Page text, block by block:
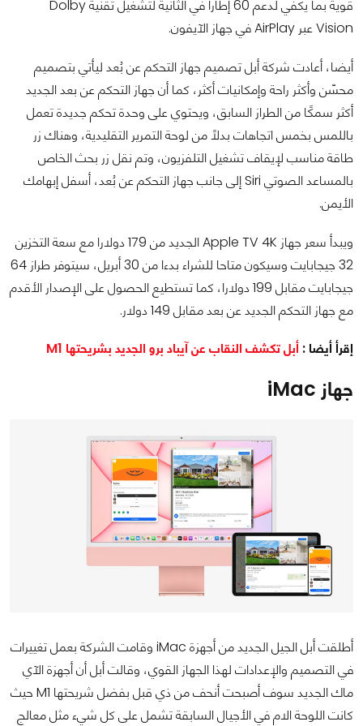
قوية بما يكفي لدعم 60 إطارا في الثانية لتشغيل تقنية Dolby
Vision عبر AirPlay في جهاز الآيفون.
أيضا، أعادت شركة أبل تصميم جهاز التحكم عن بُعد ليأتي بتصميم
محسّن وأكثر راحة وإمكانيات أكثر، كما أن جهاز التحكم عن بعد الجديد
أكثر سمكًا من الطراز السابق، ويحتوي على وحدة تحكم جديدة تعمل
باللمس بخمس اتجاهات بدلاً من لوحة التمرير التقليدية، وهناك زر
طاقة مناسب لإيقاف تشغيل التلفزيون، وتم نقل زر بحث الخاص
بالمساعد الصوتي Siri إلى جانب جهاز التحكم عن بُعد، أسفل إبهامك
الأيمن.
ويبدأ سعر جهاز Apple TV 4K الجديد من 179 دولارا مع سعة التخزين
32 جيجابايت وسيكون متاحا للشراء بدءا من 30 أبريل، سيتوفر طراز 64
جيجابايت مقابل 199 دولارا، كما تستطيع الحصول على الإصدار الأقدم
مع جهاز التحكم الجديد عن بعد مقابل 149 دولار.
إقرأ أيضا : أبل تكشف النقاب عن آيباد برو الجديد بشريحتها M1
جهاز iMac
أطلقت أبل الجيل الجديد من أجهزة iMac وقامت الشركة بعمل تغييرات
في التصميم والإعدادات لهذا الجهاز القوي، وقالت أبل أن أجهزة الآي
ماك الجديد سوف أصبحت أنحف من ذي قبل بفضل شريحتها M1 حيث
كانت اللوحة الام في الأجيال السابقة تشمل على كل شيء مثل معالج